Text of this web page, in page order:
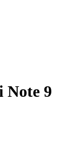
Note 9